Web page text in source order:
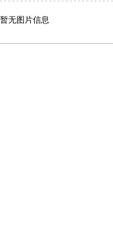
暂无图片信息